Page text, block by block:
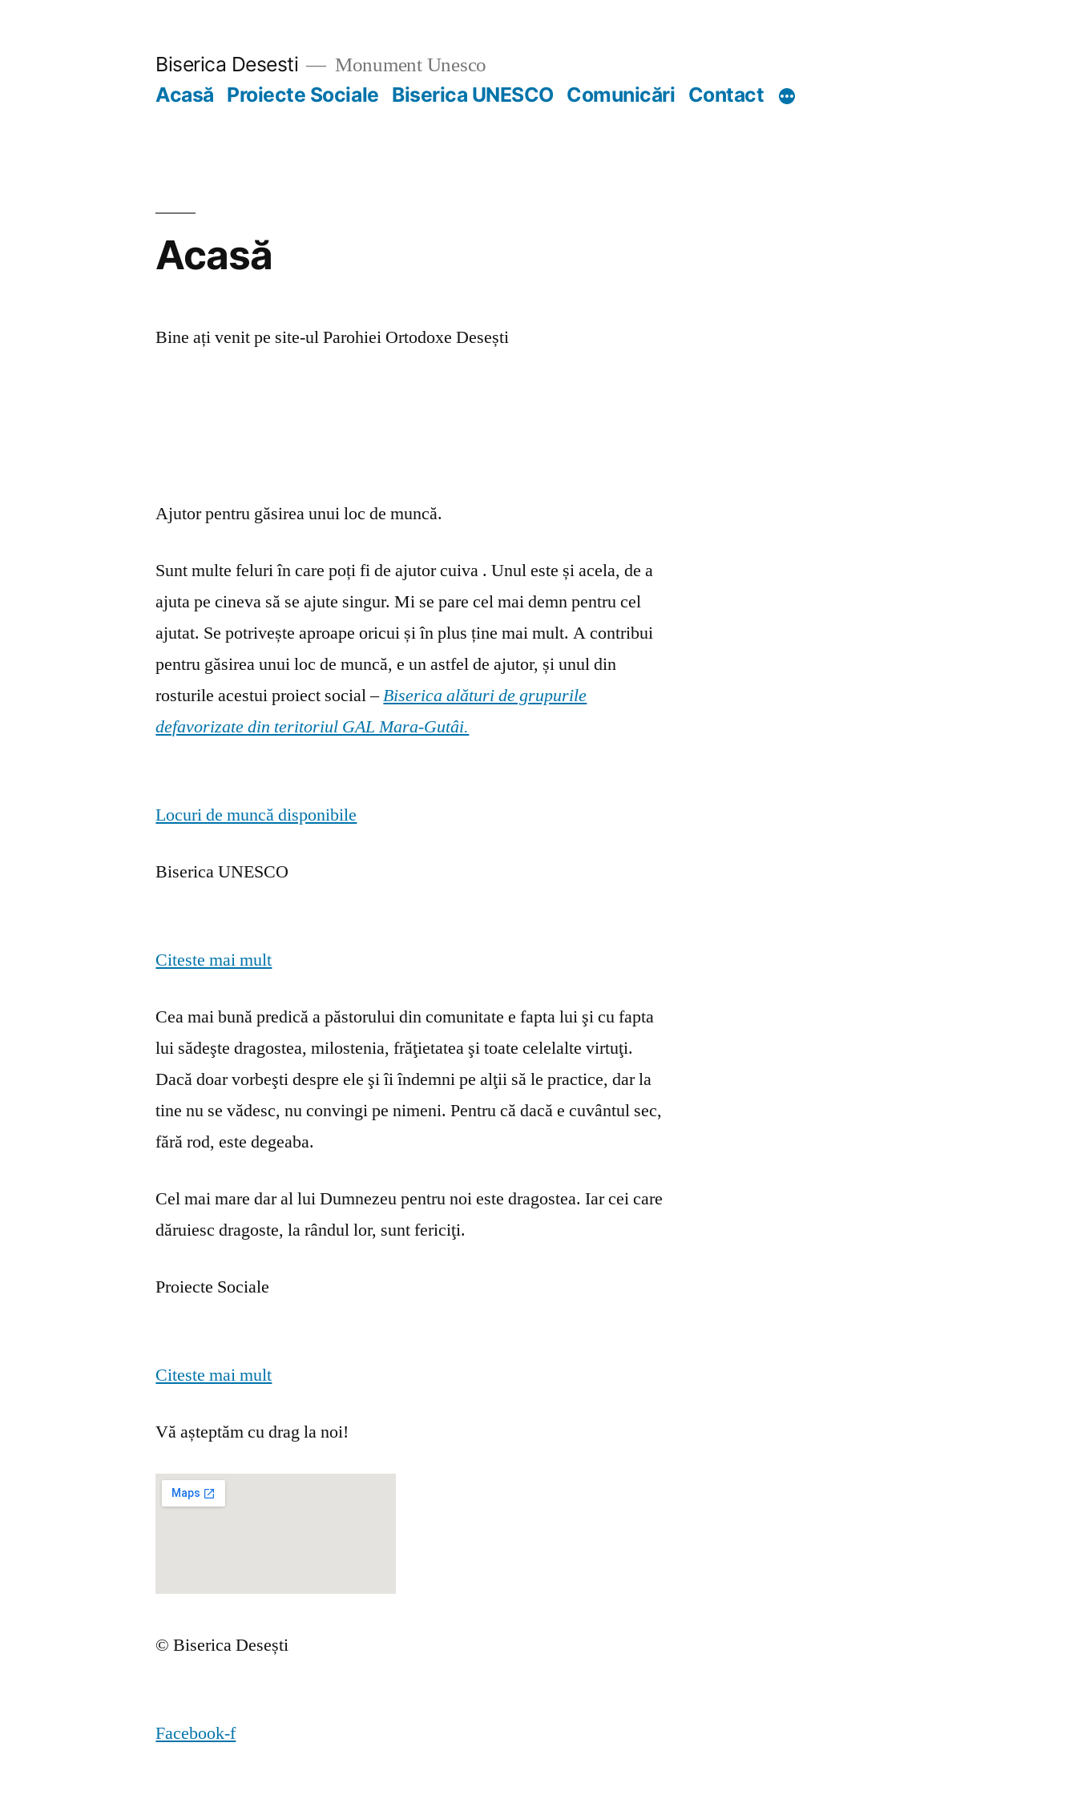
Biserica Desesti Monument Unesco
Acasă Proiecte Sociale Biserica UNESCO Comunicări Contact
Acasă
Bine ați venit pe site-ul Parohiei Ortodoxe Desești
Ajutor pentru găsirea unui loc de muncă.
Sunt multe feluri în care poți fi de ajutor cuiva . Unul este și acela, de a
ajuta pe cineva să se ajute singur. Mi se pare cel mai demn pentru cel
ajutat. Se potrivește aproape oricui și în plus ține mai mult. A contribui
pentru găsirea unui loc de muncă, e un astfel de ajutor, și unul din
rosturile acestui proiect social –Biserica alături de grupurile
defavorizate din teritoriul GAL Mara-Gutâi.
Locuri de muncă disponibile
Biserica UNESCO
Citeste mai mult
Cea mai bună predică a păstorului din comunitate e fapta lui şi cu fapta
lui sădeşte dragostea, milostenia, frăţietatea şi toate celelalte virtuţi.
Dacă doar vorbeşti despre ele şi îi îndemni pe alţii să le practice, dar la
tine nu se vă­desc, nu convingi pe nimeni. Pentru că dacă e cuvântul sec,
fără rod, este degeaba.
Cel mai mare dar al lui Dumnezeu pentru noi este dragostea. Iar cei care
dăruiesc dragoste, la rândul lor, sunt fericiţi.
Proiecte Sociale
Citeste mai mult
Vă așteptăm cu drag la noi!
© Biserica Desești
Facebook-f